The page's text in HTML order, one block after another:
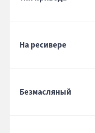
На ресивере
Безмасляный